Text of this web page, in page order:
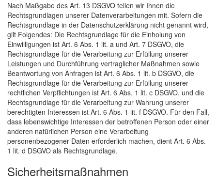
Nach Maßgabe des Art. 13 DSGVO teilen wir Ihnen die
Rechtsgrundlagen unserer Datenverarbeitungen mit. Sofern die
Rechtsgrundlage in der Datenschutzerklärung nicht genannt wird,
gilt Folgendes: Die Rechtsgrundlage für die Einholung von
Einwilligungen ist Art. 6 Abs. 1 lit. a und Art. 7 DSGVO, die
Rechtsgrundlage für die Verarbeitung zur Erfüllung unserer
Leistungen und Durchführung vertraglicher Maßnahmen sowie
Beantwortung von Anfragen ist Art. 6 Abs. 1 lit. b DSGVO, die
Rechtsgrundlage für die Verarbeitung zur Erfüllung unserer
rechtlichen Verpflichtungen ist Art. 6 Abs. 1 lit. c DSGVO, und die
Rechtsgrundlage für die Verarbeitung zur Wahrung unserer
berechtigten Interessen ist Art. 6 Abs. 1 lit. f DSGVO. Für den Fall,
dass lebenswichtige Interessen der betroffenen Person oder einer
anderen natürlichen Person eine Verarbeitung
personenbezogener Daten erforderlich machen, dient Art. 6 Abs.
1 lit. d DSGVO als Rechtsgrundlage.
Sicherheitsmaßnahmen